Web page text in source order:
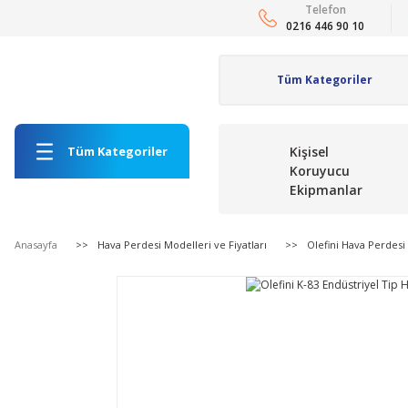
Telefon
0216 446 90 10
Tüm Kategoriler
Kişisel
Koruyucu
Ekipmanlar
Anasayfa Hava Perdesi Modelleri ve Fiyatları Olefini Hava Perdesi